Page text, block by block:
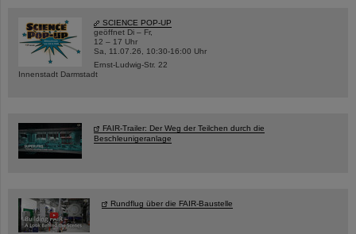
SCIENCE POP-UP
geöffnet Di – Fr,
12 – 17 Uhr
Sa, 11.07.26, 10:30-16:00 Uhr
Ernst-Ludwig-Str. 22
Innenstadt Darmstadt
FAIR-Trailer: Der Weg der Teilchen durch die
Beschleunigeranlage
Rundflug über die FAIR-Baustelle